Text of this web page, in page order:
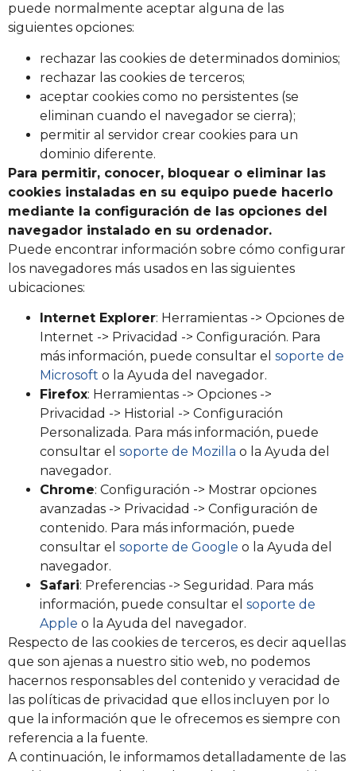
puede normalmente aceptar alguna de las
siguientes opciones:
rechazar las cookies de determinados dominios;
rechazar las cookies de terceros;
aceptar cookies como no persistentes (se
eliminan cuando el navegador se cierra);
permitir al servidor crear cookies para un
dominio diferente.
Para permitir, conocer, bloquear o eliminar las
cookies instaladas en su equipo puede hacerlo
mediante la configuración de las opciones del
navegador instalado en su ordenador.
Puede encontrar información sobre cómo configurar
los navegadores más usados en las siguientes
ubicaciones:
Internet Explorer: Herramientas -> Opciones de
Internet -> Privacidad -> Configuración. Para
más información, puede consultar el soporte de
Microsoft o la Ayuda del navegador.
Firefox: Herramientas -> Opciones ->
Privacidad -> Historial -> Configuración
Personalizada. Para más información, puede
consultar el soporte de Mozilla o la Ayuda del
navegador.
Chrome: Configuración -> Mostrar opciones
avanzadas -> Privacidad -> Configuración de
contenido. Para más información, puede
consultar el soporte de Google o la Ayuda del
navegador.
Safari: Preferencias -> Seguridad. Para más
información, puede consultar el soporte de
Apple o la Ayuda del navegador.
Respecto de las cookies de terceros, es decir aquellas
que son ajenas a nuestro sitio web, no podemos
hacernos responsables del contenido y veracidad de
las políticas de privacidad que ellos incluyen por lo
que la información que le ofrecemos es siempre con
referencia a la fuente.
A continuación, le informamos detalladamente de las